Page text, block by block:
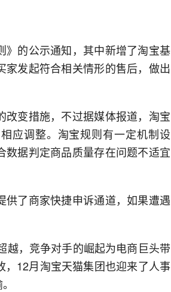
》的公示通知，其中新增了淘宝基
发起符合相关情形的售后，做出
变措施，不过据媒体报道，淘宝
应调整。淘宝规则有一定机制设
据判定商品质量存在问题不适宜
供了商家快捷申诉通道，如果遭遇
越，竞争对手的崛起为电商巨头带
12月淘宝天猫集团也迎来了人事